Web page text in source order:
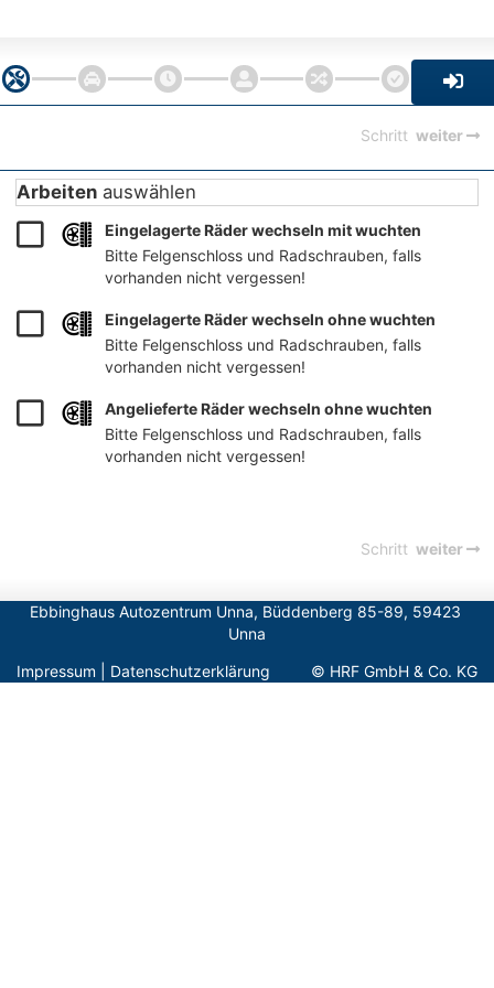
Schritt weiter
Arbeiten auswählen
Eingelagerte Räder wechseln mit wuchten
Bitte Felgenschloss und Radschrauben, falls
vorhanden nicht vergessen!
Eingelagerte Räder wechseln ohne wuchten
Bitte Felgenschloss und Radschrauben, falls
vorhanden nicht vergessen!
Angelieferte Räder wechseln ohne wuchten
Bitte Felgenschloss und Radschrauben, falls
vorhanden nicht vergessen!
Schritt weiter
Ebbinghaus Autozentrum Unna, Büddenberg 85-89, 59423
Impressum
Datenschutzerklärung © HRF GmbH & Co. KG